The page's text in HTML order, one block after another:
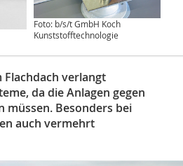
Foto: b/s/t GmbH Koch
Kunststofftechnologie
verlangt
da die Anlagen gegen
müssen. Besonders bei
auch vermehrt